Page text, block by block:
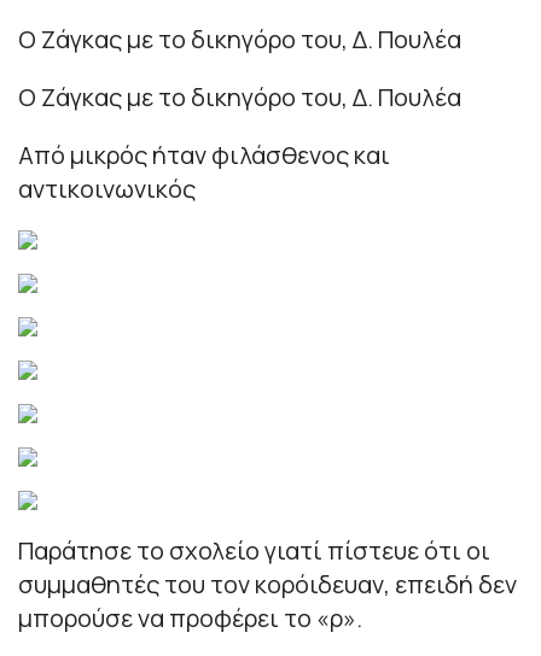
Ο Ζάγκας με το δικηγόρο του, Δ. Πουλέα
Ο Ζάγκας με το δικηγόρο του, Δ. Πουλέα
Από μικρός ήταν φιλάσθενος και
αντικοινωνικός
Παράτησε το σχολείο γιατί πίστευε ότι οι
συμμαθητές του τον κορόιδευαν, επειδή δεν
μπορούσε να προφέρει το «ρ».